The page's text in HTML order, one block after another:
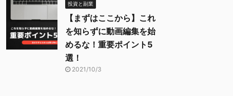
投資と副業
【まずはここから】これ
を知らずに動画編集を始
めるな！重要ポイント5
選！
2021/10/3